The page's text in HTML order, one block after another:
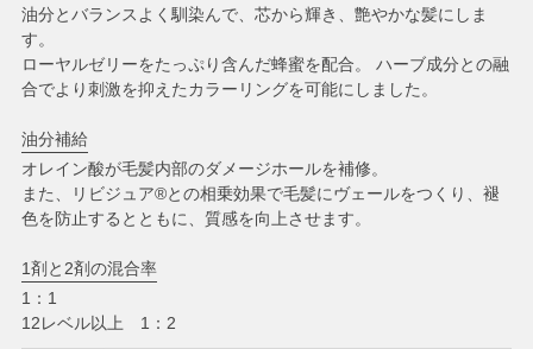
油分とバランスよく馴染んで、芯から輝き、艶やかな髪にしま
す。
ローヤルゼリーをたっぷり含んだ蜂蜜を配合。 ハーブ成分との融
合でより刺激を抑えたカラーリングを可能にしました。
油分補給
オレイン酸が毛髪内部のダメージホールを補修。
また、リビジュア®との相乗効果で毛髪にヴェールをつくり、褪
色を防止するとともに、質感を向上させます。
1剤と2剤の混合率
1：1
12レベル以上 1：2